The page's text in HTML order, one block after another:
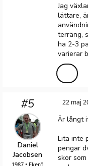
Jag
lättare,
terräng,
ha 2-3
varierar
#5
Daniel
Jacobsen
1987 • Ekerö
22 maj
Är långt
Lita inte
pengar
skor